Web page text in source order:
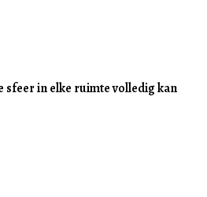
sfeer in elke ruimte volledig kan